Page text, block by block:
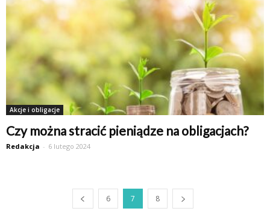
Akcje i obligacje
Czy można stracić pieniądze na obligacjach?
Redakcja - 6 lutego 2024
6 7 8